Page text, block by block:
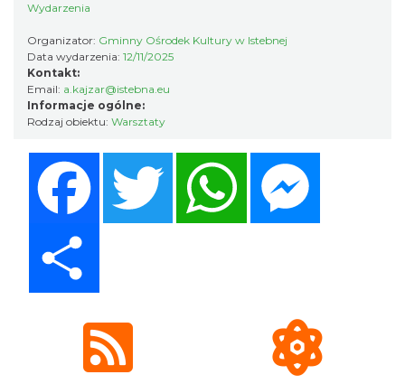
Istebna
Święto Jagnięciny w Istebnej
Istebna
2.51 km
Wydarzenia
Organizator: Gminny Ośrodek Kultury w Istebnej
Data wydarzenia: 12/11/2025
Kontakt:
Email: a.kajzar@istebna.eu
Informacje ogólne:
Rodzaj obiektu: Warsztaty
Twitter WhatsApp